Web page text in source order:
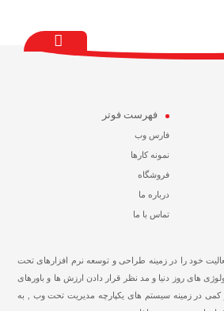
فهرست فوتر
فارس وب
نمونه کارها
فروشگاه
درباره ما
تماس با ما
فارس وب از سال ۱۳۹۰ فعالیت خود را در زمینه طراحی و توسعه نرم افزارهای تحت
های روز دنیا و مد نظر قرار دادن ارزش ها و باورهای
کمی در زمینه سیستم های یکپارچه مدیریت تحت وب , به